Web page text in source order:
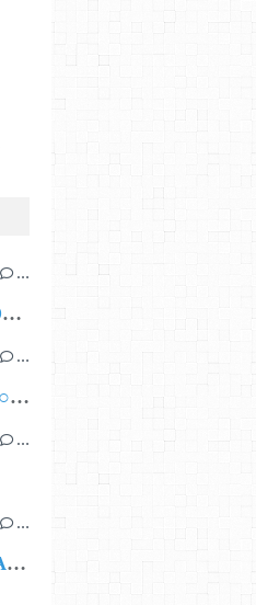
…
Célébrez "Les Olympiques" avec DVTR !
…
Airelle Besson ○ Sebastian Sternal ○ Jonas Burgwinkel
…
…
HAMISH HAWK ○ A FIRMER HAND